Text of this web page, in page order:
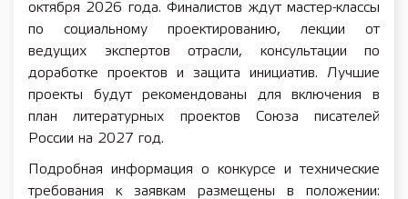
октября 2026 года. Финалистов ждут мастер-классы
по социальному проектированию, лекции от
ведущих экспертов отрасли, консультации по
доработке проектов и защита инициатив. Лучшие
проекты будут рекомендованы для включения в
план литературных проектов Союза писателей
России на 2027 год.
Подробная информация о конкурсе и технические
требования к заявкам размещены в положении: